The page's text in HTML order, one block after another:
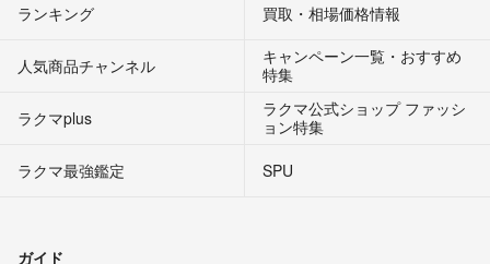
ランキング 買取・相場価格情報
人気商品チャンネル
キャンペーン一覧・おすすめ
特集
ラクマplus
ラクマ公式ショップ ファッシ
ョン特集
ラクマ最強鑑定
SPU
ガイド